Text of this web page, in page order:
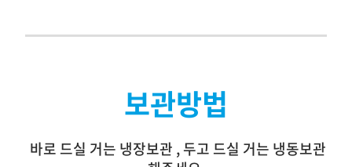
보관방법
바로 드실 거는 냉장보관 , 두고 드실 거는 냉동보관